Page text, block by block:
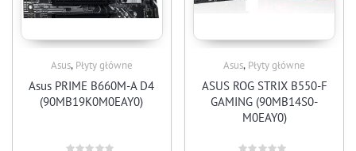
Asus, Płyty główne
Asus PRIME B660M-A D4
(90MB19K0M0EAY0)
Asus, Płyty główne
ASUS ROG STRIX B550-F
GAMING (90MB14S0-
M0EAY0)